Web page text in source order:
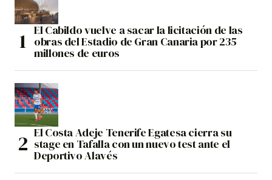
El Cabildo vuelve a sacar la licitación de las
obras del Estadio de Gran Canaria por 235
millones de euros
El Costa Adeje Tenerife Egatesa cierra su
stage en Tafalla con un nuevo test ante el
Deportivo Alavés